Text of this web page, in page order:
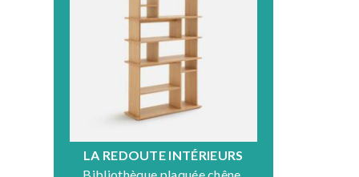
LA REDOUTE INTÉRIEURS